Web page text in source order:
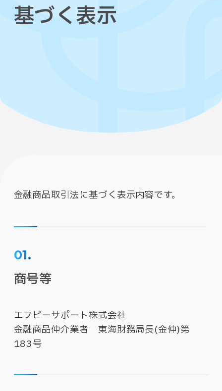
基づく表示
金融商品取引法に基づく表示内容です。
01.
商号等​
エフピーサポート株式会社​
金融商品仲介業者 東海財務局長(金仲)第
183号